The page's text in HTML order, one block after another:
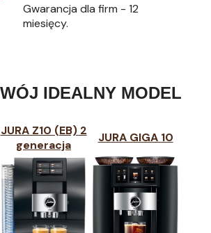
Gwarancja dla firm - 12
miesięcy.
IDEALNY MODEL
JURA Z10 (EB) 2
generacja
JURA GIGA 10